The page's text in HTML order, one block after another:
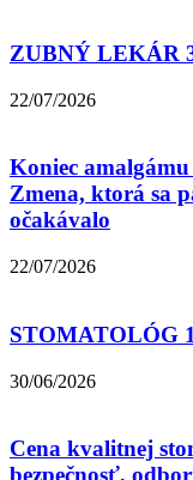
ZUBNÝ LEKÁR
22/07/2026
Koniec
Zmena, ktorá sa
očakávalo
22/07/2026
STOMATOLÓG
30/06/2026
Cena kvalitnej
bezpečnosť,